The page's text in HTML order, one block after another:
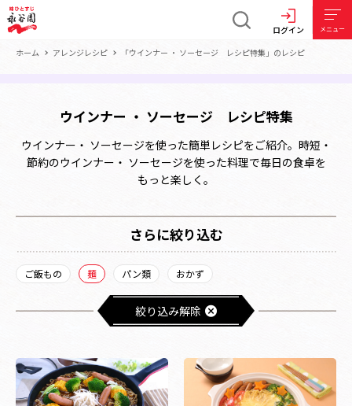
ログイン メニュー
ホーム アレンジレシピ 「ウインナー ・ ソーセージ レシピ特集」のレシピ
ウインナー ・ ソーセージ レシピ特集
ウインナー・ ソーセージを使った簡単レシピをご紹介。時短・
節約のウインナー・ ソーセージを使った料理で毎日の食卓を
もっと楽しく。
さらに絞り込む
ご飯もの 麺 パン類 おかず
絞り込み解除